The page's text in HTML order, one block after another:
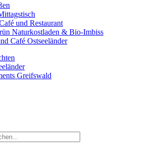
und Restaurant
Naturkostladen & Bio-Imbiss
Café Ostseeländer
Greifswald